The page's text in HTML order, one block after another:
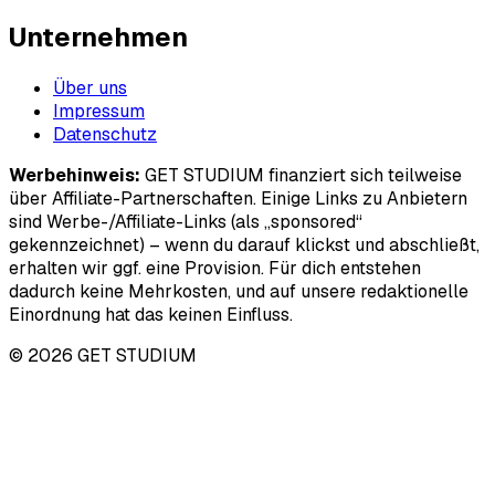
Unternehmen
Über uns
Impressum
Datenschutz
Werbehinweis: GET STUDIUM finanziert sich teilweise
über Affiliate-Partnerschaften. Einige Links zu Anbietern
sind Werbe-/Affiliate-Links (als „sponsored“
gekennzeichnet) – wenn du darauf klickst und abschließt,
erhalten wir ggf. eine Provision. Für dich entstehen
dadurch keine Mehrkosten, und auf unsere redaktionelle
Einordnung hat das keinen Einfluss.
© 2026 GET STUDIUM